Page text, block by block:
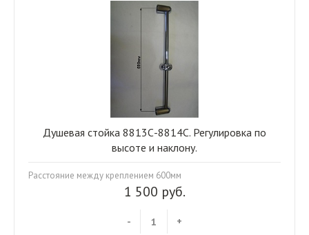
1 500 руб.
- +
Душевая стойка 8813С-8814С. Регулировка по
высоте и наклону.
Расстояние между креплением 600мм